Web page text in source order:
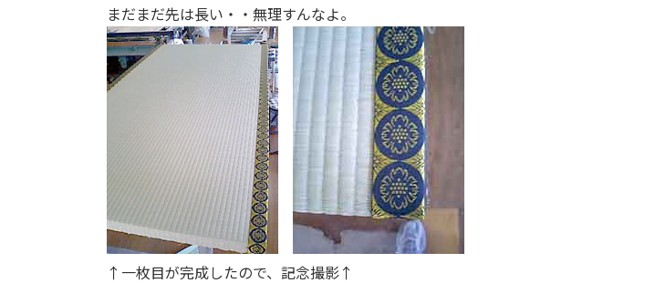
まだまだ先は長い・・無理すんなよ。
↑一枚目が完成したので、記念撮影↑